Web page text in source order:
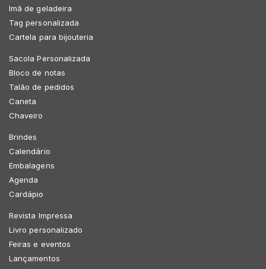
Imã de geladeira
Tag personalizada
Cartela para bijouteria
Sacola Personalizada
Bloco de notas
Talão de pedidos
Caneta
Chaveiro
Brindes
Calendário
Embalagens
Agenda
Cardápio
Revista Impressa
Livro personalizado
Feiras e eventos
Lançamentos